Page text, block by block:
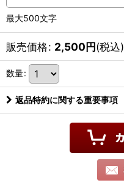
最大500文字
販売価格: 2,500円(税込)
数量:
返品特約に関する重要事項